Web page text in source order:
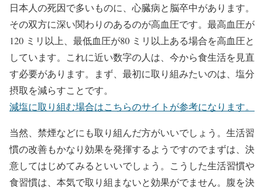
日本人の死因で多いものに、心臓病と脳卒中があります。
その双方に深い関わりのあるのが高血圧です。最高血圧が
120 ミリ以上、最低血圧が80 ミリ以上ある場合を高血圧と
しています。これに近い数字の人は、今から食生活を見直
す必要があります。まず、最初に取り組みたいのは、塩分
摂取を減らすことです。
減塩に取り組む場合はこちらのサイトが参考になります。
当然、禁煙などにも取り組んだ方がいいでしょう。生活習
慣の改善もかなり効果を発揮するようですのでまずは、決
意してはじめてみるといいでしょう。こうした生活習慣や
食習慣は、本気で取り組まないと効果がでません。腹を決